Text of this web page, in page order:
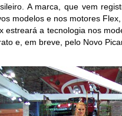
A marca, que vem
modelos e nos motores
estreará a tecnologia nos
e, em breve, pelo Novo